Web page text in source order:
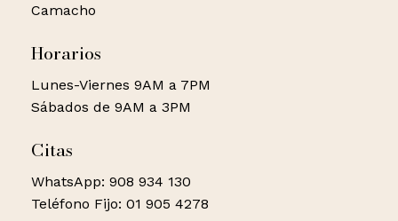
Camacho
Horarios
Lunes-Viernes 9AM a 7PM
Sábados de 9AM a 3PM
Citas
WhatsApp: 908 934 130
Teléfono Fijo: 01 905 4278